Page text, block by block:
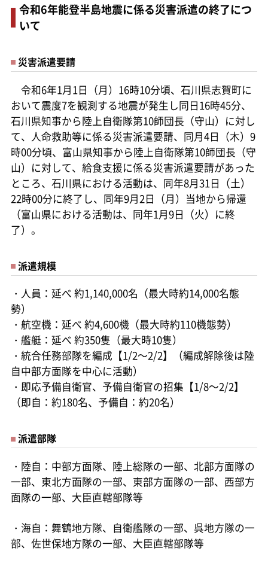
令和6年能登半島地震に係る災害派遣の終了につ
いて
災害派遣要請
令和6年1月1日（月）16時10分頃、石川県志賀町に
おいて震度7を観測する地震が発生し同日16時45分、
石川県知事から陸上自衛隊第10師団長（守山）に対し
て、人命救助等に係る災害派遣要請、同月4日（木）9
時00分頃、富山県知事から陸上自衛隊第10師団長（守
山）に対して、給食支援に係る災害派遣要請があった
ところ、石川県における活動は、同年8月31日（土）
22時00分に終了し、同年9月2日（月）当地から帰還
（富山県における活動は、同年1月9日（火）に終
了）。
派遣規模
・人員：延べ 約1,140,000名（最大時約14,000名態
勢）
・航空機：延べ 約4,600機（最大時約110機態勢）
・艦艇：延べ 約350隻（最大時10隻）
・統合任務部隊を編成【1/2～2/2】（編成解除後は陸
自中部方面隊を中心に活動）
・即応予備自衛官、予備自衛官の招集【1/8～2/2】
（即自：約180名、予備自：約20名）
派遣部隊
・陸自：中部方面隊、陸上総隊の一部、北部方面隊の
一部、東北方面隊の一部、東部方面隊の一部、西部方
面隊の一部、大臣直轄部隊等
・海自：舞鶴地方隊、自衛艦隊の一部、呉地方隊の一
部、佐世保地方隊の一部、大臣直轄部隊等